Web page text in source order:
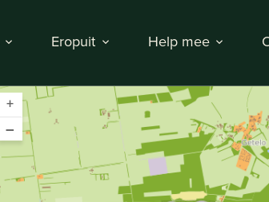
Eropuit Help mee
+
–